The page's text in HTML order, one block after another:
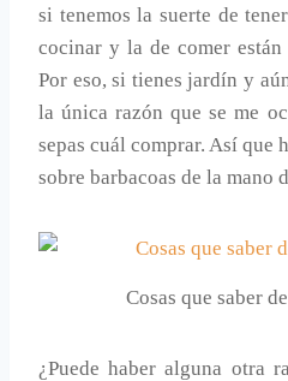
si tenemos la suerte de
cocinar y la de comer están
Por eso, si tienes jardín y
la única razón que se me
sepas cuál comprar. Así que
sobre barbacoas de la mano
Cosas que saber
¿Puede haber alguna otra